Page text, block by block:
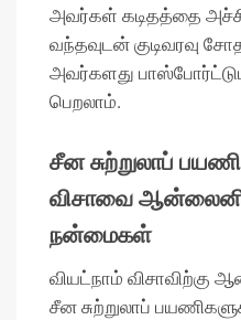
அவர்கள் கடிதத்தை
வந்தவுடன் குடிவரவு
அவர்களது
பெறலாம்.
சீன சுற்றுலாப்
விசாவை
நன்மைகள்
வியட்நாம் விசாவிற்கு
சீன சுற்றுலாப்